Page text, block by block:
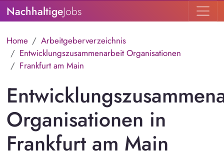
NachhaltigeJobs
Home
Arbeitgeberverzeichnis
Entwicklungszusammenarbeit Organisationen
Frankfurt am Main
Organisationen in
Frankfurt am Main